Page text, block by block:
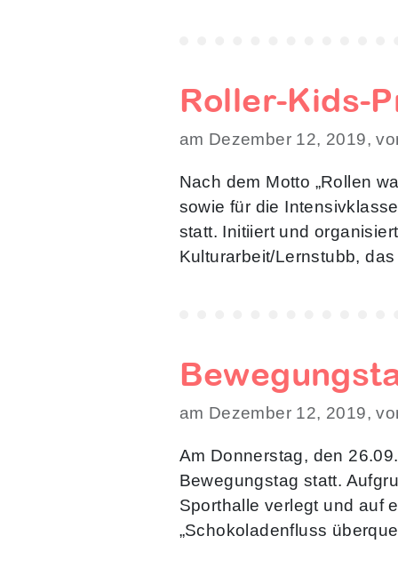
Roller-Kids-
am Dezember 12, 2019,
Nach dem Motto „Rollen
sowie für die
statt. Initiiert und
Kulturarbeit/Lernstubb,
am Dezember 12, 2019,
Am Donnerstag, den
Bewegungstag statt.
Sporthalle verlegt und auf
„Schokoladenfluss